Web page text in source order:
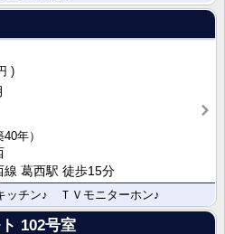
40年）
線 葛西駅 徒歩15分
ッチン♪ ＴＶモニターホン♪
102号室